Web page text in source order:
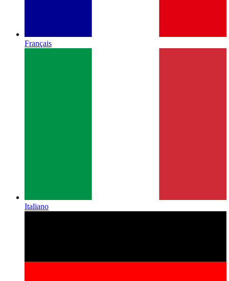
Français
Italiano